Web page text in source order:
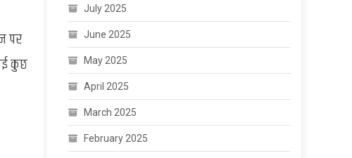
पर
कुछ
July 2025
June 2025
May 2025
April 2025
March 2025
February 2025